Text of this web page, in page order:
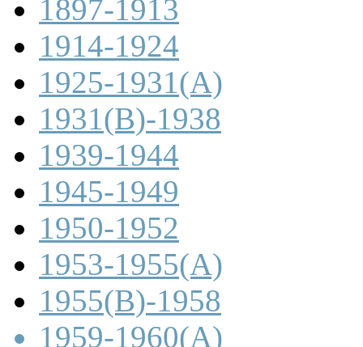
1897-1913
1914-1924
1925-1931(A)
1931(B)-1938
1939-1944
1945-1949
1950-1952
1953-1955(A)
1955(B)-1958
1959-1960(A)